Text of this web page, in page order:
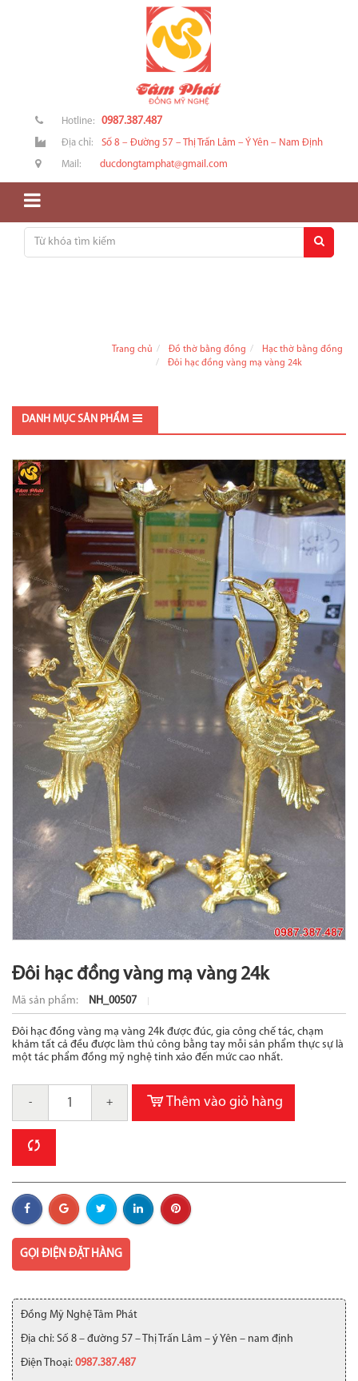
Hotline: 0987.387.487
Địa chỉ: Số 8 – Đường 57 – Thị Trấn Lâm – Ý Yên – Nam Định
Mail: ducdongtamphat@gmail.com
Trang chủ Đồ thờ bằng đồng
Hạc thờ bằng đồng
Đôi hạc đồng vàng mạ vàng 24k
DANH MỤC SẢN PHẨM
Đôi hạc đồng vàng mạ vàng 24k
Mã sản phẩm: NH_00507
Đôi hạc đồng vàng mạ vàng 24k được đúc, gia công chế tác, chạm
khảm tất cả đều được làm thủ công bằng tay mỗi sản phẩm thực sự là
một tác phẩm đồng mỹ nghệ tinh xảo đến mức cao nhất.
- + Thêm vào giỏ hàng
GỌI ĐIỆN ĐẶT HÀNG
Đồng Mỹ Nghệ Tâm Phát
Địa chỉ: Số 8 – đường 57 – Thị Trấn Lâm – ý Yên – nam định
Điện Thoại: 0987.387.487